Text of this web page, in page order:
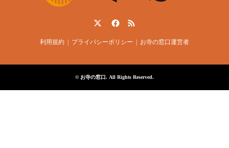
利用規約 プライバシーポリシー お寺の窓口運営者
©お寺の窓口. All Rights Reserved.